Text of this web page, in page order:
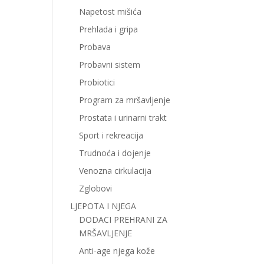
Napetost mišića
Prehlada i gripa
Probava
Probavni sistem
Probiotici
Program za mršavljenje
Prostata i urinarni trakt
Sport i rekreacija
Trudnoća i dojenje
Venozna cirkulacija
Zglobovi
LJEPOTA I NJEGA
DODACI PREHRANI ZA
MRŠAVLJENJE
Anti-age njega kože